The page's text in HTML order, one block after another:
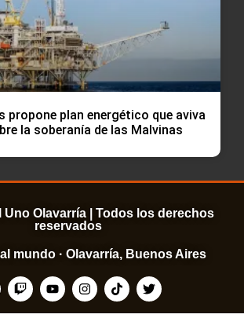
propone plan energético que aviva
la soberanía de las Malvinas
Uno Olavarría | Todos los derechos
reservados
mundo · Olavarría, Buenos Aires